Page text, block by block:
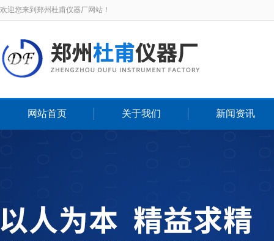
欢迎您来到郑州杜甫仪器厂网站！
网站首页 关于我们 新闻资讯